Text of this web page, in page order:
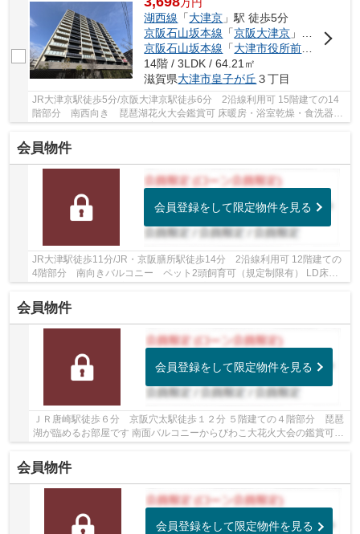
湖西線 「大津京 」駅 徒歩5分
京阪石山坂本線 「京阪大津京 」駅 徒歩6分
京阪石山坂本線 「大津市役所前 」駅 徒歩
14階 / 3LDK / 64.21㎡
滋賀県大津市皇子が丘 ３丁目
JR大津京駅徒歩5分/京阪大津京駅徒歩6分 2沿線利用可 15階建ての14
階部分 南西向き 琵琶湖花火大会鑑賞可 床暖房・浴室乾燥・食洗器・
会員物件
会員登録をして限定物件を見る
JR大津駅徒歩11分/JR・京阪膳所駅徒歩14分 2沿線利用可 12階建ての
4階部分 南向きバルコニー ペット2頭飼育可（規定制限有） LD床暖
房・食洗乾燥機・浴室乾燥機・スロップシンクな...
会員物件
会員登録をして限定物件を見る
ＪＲ唐崎駅徒歩６分 京阪穴太駅徒歩１２分 ５階建ての４階部分 琵琶
湖が臨めるお部屋です 南面バルコニーからびわこ大花火大会の鑑賞可能
全居室収納付き３ＬＤＫの間取りです
会員物件
会員登録をして限定物件を見る